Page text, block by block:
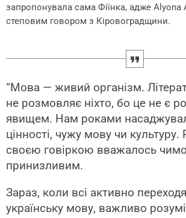
запропонувала сама Фіїнка, адже Alyona
степовим говором з Кіровоградщини.
“Мова — живий організм.
не розмовляє ніхто, бо це не є
явищем. Нам роками
цінності, чужу мову чи
своєю говіркою вважалось
принизливим.
Зараз, коли всі активно
українську мову, важливо